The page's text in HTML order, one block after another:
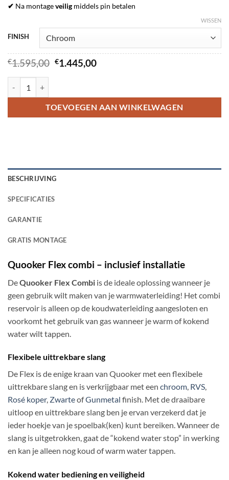
✔ Na montageveilig middels pin betalen
FINISH
WISSEN
€1.595,00 Oorspronkelijke
€1.445,00Huidige
TOEVOEGEN AAN WINKELWAGEN
BESCHRIJVING
SPECIFICATIES
GARANTIE
GRATIS MONTAGE
Quooker Flex combi – inclusief installatie
DeQuooker Flex Combi is de ideale oplossing wanneer je
geen gebruik wilt maken van je warmwaterleiding! Het combi
reservoir is alleen op de koudwaterleiding aangesloten en
voorkomt het gebruik van gas wanneer je warm of kokend
water wilt tappen.
Flexibele uittrekbare slang
De Flex is de enige kraan van Quooker met een flexibele
uittrekbare slang en is verkrijgbaar met een chroom, RVS,
Rosé koper, ZwarteofGunmetal finish. Met de draaibare
uitloop en uittrekbare slang ben je ervan verzekerd dat je
ieder hoekje van je spoelbak(ken) kunt bereiken. Wanneer de
slang is uitgetrokken, gaat de “kokend water stop” in werking
en kan je alleen nog koud of warm water tappen.
Kokend water bediening en veiligheid